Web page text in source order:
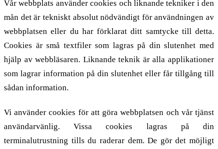
Vår webbplats använder cookies och liknande tekniker i den
mån det är tekniskt absolut nödvändigt för användningen av
webbplatsen eller du har förklarat ditt samtycke till detta.
Cookies är små textfiler som lagras på din slutenhet med
hjälp av webbläsaren. Liknande teknik är alla applikationer
som lagrar information på din slutenhet eller får tillgång till
sådan information.
Vi använder cookies för att göra webbplatsen och vår tjänst
användarvänlig. Vissa cookies lagras på din
terminalutrustning tills du raderar dem. De gör det möjligt